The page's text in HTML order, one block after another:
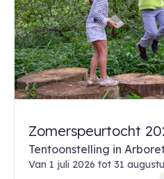
Zomerspeurtocht
Tentoonstelling in
Van 1 juli 2026 tot 31